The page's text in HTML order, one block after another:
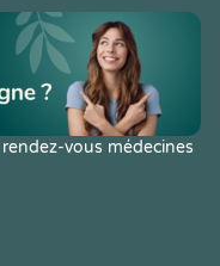
vous médecines